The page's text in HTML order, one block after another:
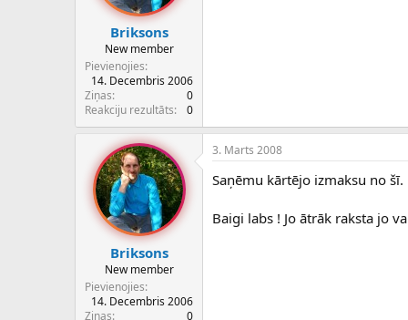
Briksons
New member
Pievienojies
14. Decembris 2006
Ziņas
0
Reakciju rezultāts
0
Briksons
New member
Pievienojies
14. Decembris 2006
Ziņas
0
3. Marts 2008
Saņēmu kārtējo izmaksu no šī.
Baigi labs ! Jo ātrāk raksta jo